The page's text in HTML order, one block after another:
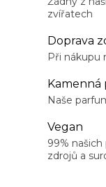
zvířatech
Doprava
Při nákupu
Kamenná
Naše
Vegan
99%
zdrojů a